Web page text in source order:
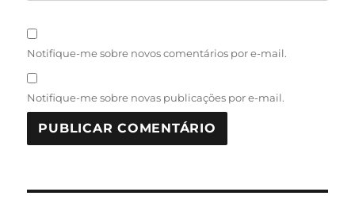
Notifique-me sobre novos comentários por e-mail.
Notifique-me sobre novas publicações por e-mail.